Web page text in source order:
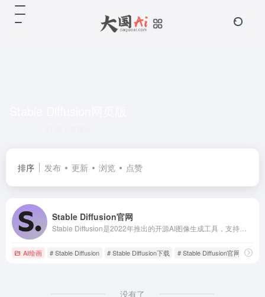
排序 发布 更新 浏览 点赞
Stable Diffusion官网
AI绘画 # Stable Diffusion # Stable Diffusion下载 # Stable Diffusion官网
没有了